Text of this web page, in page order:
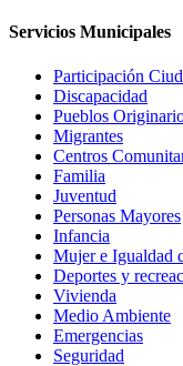
Servicios Municipales
Participación
Discapacidad
Pueblos
Migrantes
Centros
Familia
Juventud
Personas Mayores
Infancia
Mujer e Igualdad
Deportes y
Vivienda
Medio Ambiente
Emergencias
Seguridad